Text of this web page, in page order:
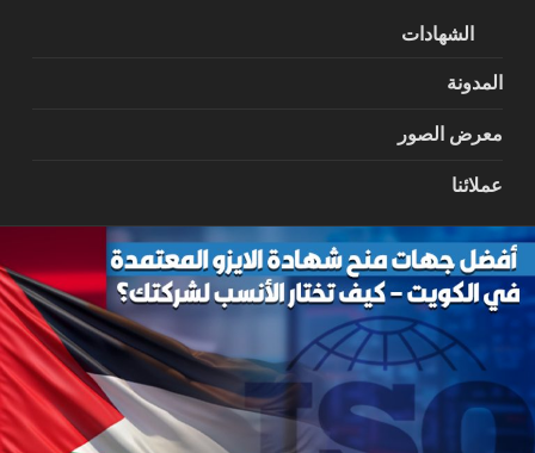
الشهادات
المدونة
معرض الصور
عملائنا